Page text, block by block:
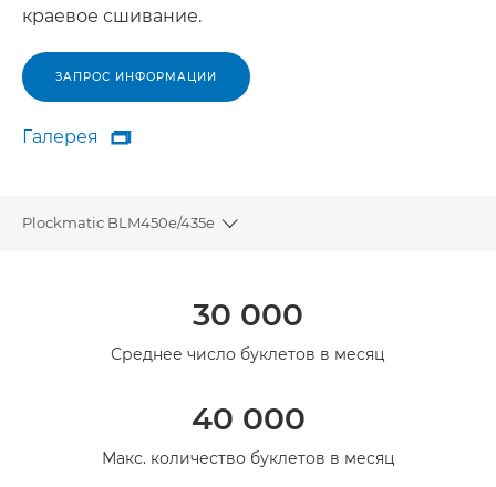
краевое сшивание.
ЗАПРОС ИНФОРМАЦИИ
Галерея
Галерея

Plockmatic BLM450e/435e
Toggle breadcrumbs
30 000
Среднее число буклетов в месяц
40 000
Макс. количество буклетов в месяц